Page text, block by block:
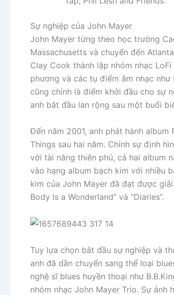
Sự nghiệp của John Mayer
John Mayer từng theo học trường
Massachusetts và chuyển đến
Clay Cook thành lập nhóm nhạc
phương và các tụ điểm âm nhạc như
cũng chính là điểm khởi đầu cho sự
anh bắt đầu lan rộng sau một buổi
Đến năm 2001, anh phát hành
Things sau hai năm. Chính sự định
với tài năng thiên phú, cả hai album
vào hạng album bạch kim với nhiều
kim của John Mayer đã đạt được
Body Is a Wonderland” và “Diaries”.
Tuy lựa chọn bắt đầu sự nghiệp và
anh đã dần chuyển sang thể loại
nghệ sĩ blues huyền thoại như
nhóm nhạc John Mayer Trio. Sự